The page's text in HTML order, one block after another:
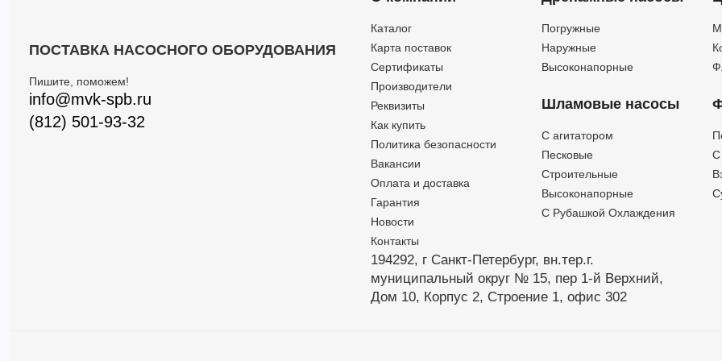
ПОСТАВКА НАСОСНОГО ОБОРУДОВАНИЯ
Пишите, поможем!
info@mvk-spb.ru
(812) 501-93-32
Каталог
Карта поставок
Сертификаты
Производители
Реквизиты
Как купить
Политика безопасности
Вакансии
Оплата и доставка
Гарантия
Новости
Контакты
Погружные
Наружные
Высоконапорные
Шламовые насосы
C агитатором
Песковые
Строительные
Высоконапорные
С Рубашкой Охлаждения
194292, г Санкт-Петербург, вн.тер.г.
муниципальный округ № 15, пер 1-й Верхний,
Дом 10, Корпус 2, Строение 1, офис 302